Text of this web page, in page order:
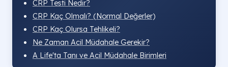
CRP Testi Nedir?
CRP Kaç Olmalı? (Normal Değerler)
CRP Kaç Olursa Tehlikeli?
Ne Zaman Acil Müdahale Gerekir?
A Life'ta Tanı ve Acil Müdahale Birimleri